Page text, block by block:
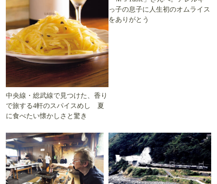
中央線・総武線で見つけた、香り
で旅する4軒のスパイスめし 夏
に食べたい懐かしさと驚き
っ子の息子に人生初のオムライス
をありがとう